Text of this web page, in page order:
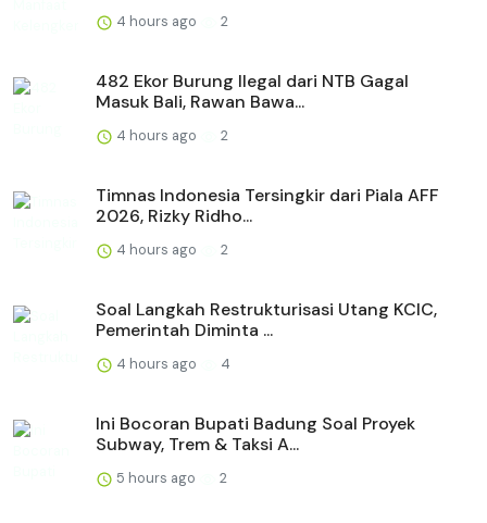
4 hours ago 2
482 Ekor Burung Ilegal dari NTB Gagal
Masuk Bali, Rawan Bawa...
4 hours ago 2
Timnas Indonesia Tersingkir dari Piala AFF
2026, Rizky Ridho...
4 hours ago 2
Soal Langkah Restrukturisasi Utang KCIC,
Pemerintah Diminta ...
4 hours ago 4
Ini Bocoran Bupati Badung Soal Proyek
Subway, Trem & Taksi A...
5 hours ago 2